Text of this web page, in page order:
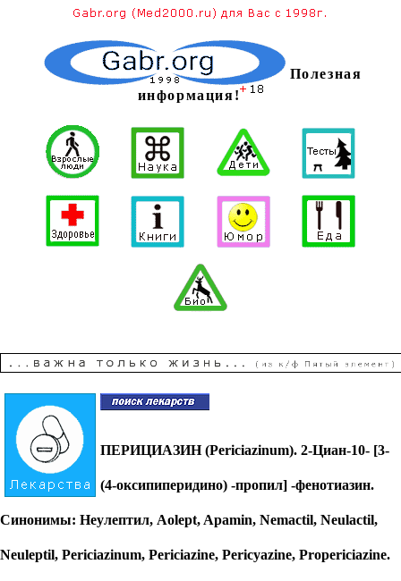
Полезная
информация!
ПЕРИЦИАЗИН (Periciazinum). 2-Циан-10- [3-
(4-оксипиперидино) -пропил] -фенотиазин.
Синонимы: Неулептил, Aolept, Apamin, Nemactil, Neulactil,
Neuleptil, Periciazinum, Реriciazine, Реricyazine, Рropericiazine.